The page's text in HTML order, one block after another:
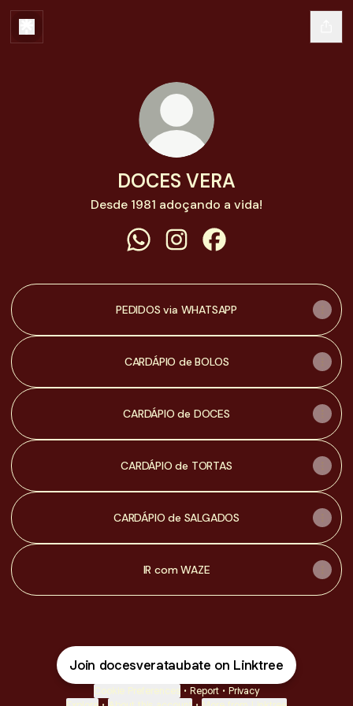
DOCES VERA
Desde 1981 adoçando a vida!
PEDIDOS via WHATSAPP
CARDÁPIO de BOLOS
CARDÁPIO de DOCES
CARDÁPIO de TORTAS
CARDÁPIO de SALGADOS
IR com WAZE
Join docesverataubate on Linktree
Cookie Preferences • Report • Privacy